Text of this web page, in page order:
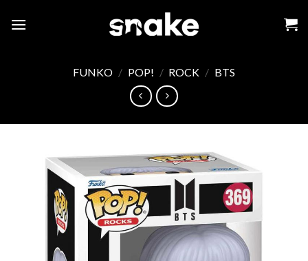
FUNKO / POP! / ROCK / BTS